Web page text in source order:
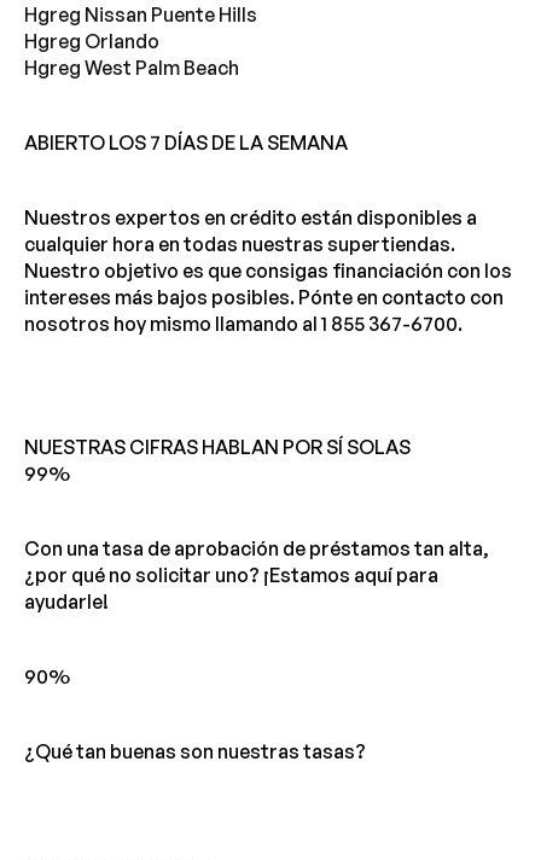
Hgreg Nissan Puente Hills
Hgreg Orlando
Hgreg West Palm Beach
ABIERTO LOS 7 DÍAS DE LA SEMANA
Nuestros expertos en crédito están disponibles a
cualquier hora en todas nuestras supertiendas.
Nuestro objetivo es que consigas financiación con los
intereses más bajos posibles. Pónte en contacto con
nosotros hoy mismo llamando al 1 855 367-6700.
NUESTRAS CIFRAS HABLAN POR SÍ SOLAS
99%
Con una tasa de aprobación de préstamos tan alta,
¿por qué no solicitar uno? ¡Estamos aquí para
ayudarle!
90%
¿Qué tan buenas son nuestras tasas?